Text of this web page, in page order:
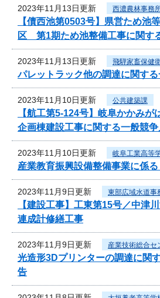
2023年11月13日更新 西濃農林事務
【債西池第0503号】県営ため
区 第1期ため池整備工事に関す
2023年11月13日更新 飛騨家畜保健
パレットラック他の調達に関す
2023年11月10日更新 公共建築課
【航工第5-124号】岐阜かかみが
企画棟建設工事に関する一般競
2023年11月10日更新 岐阜工業高等
産業教育振興設備整備事業に係
2023年11月9日更新 東部広域水道事
【建設工事】工東第15号／中津
連成計修繕工事
2023年11月9日更新 産業技術総合セ
光造形3Dプリンターの調達に関
告